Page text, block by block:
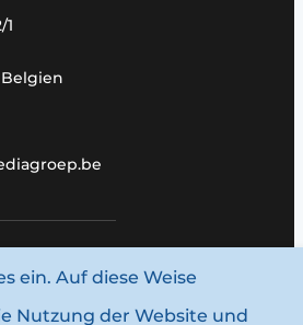
Louwersmediagroep.
ein. Auf diese Weise
Nutzung der Website und